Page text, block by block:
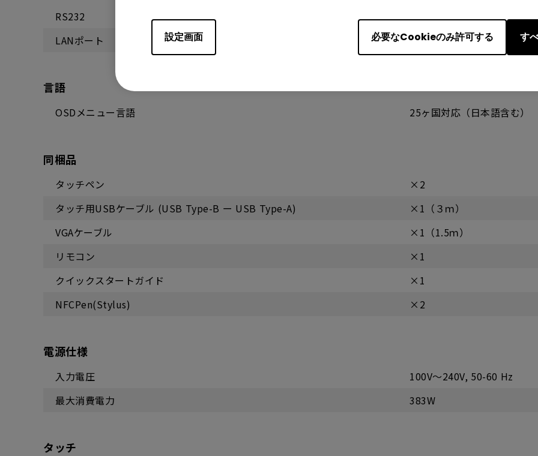
設定画面 必要なCookieのみ許可する す
RS232
×1
LANポート
×1
言語
OSDメニュー言語 25ヶ国対応（日本語含む）
同梱品
タッチペン
×2
タッチ用USBケーブル (USB Type-B ー USB Type-A)
×1（３ｍ）
VGAケーブル
×1（1.5ｍ）
リモコン
×1
クイックスタートガイド
×1
NFCPen(Stylus)
×2
電源仕様
入力電圧
100V～240V, 50-60 Hz
最大消費電力
383W
タッチ